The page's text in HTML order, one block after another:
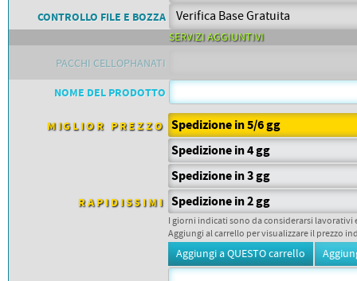
DORSALI TARGHE
PETTORALI NUMERI DA
NUMERI DA GARA MTB
CONTROLLO FILE E BOZZA
SERVIZI AGGIUNTIVI
PACCHI CELLOPHANATI
NOME DEL PRODOTTO
MIGLIOR PREZZO Spedizione in 5/6 gg
Spedizione in 4 gg
Spedizione in 3 gg
RAPIDISSIMI Spedizione in 2 gg
I giorni indicati sono da considerarsi
Aggiungi al carrello per visualizzare il prezzo